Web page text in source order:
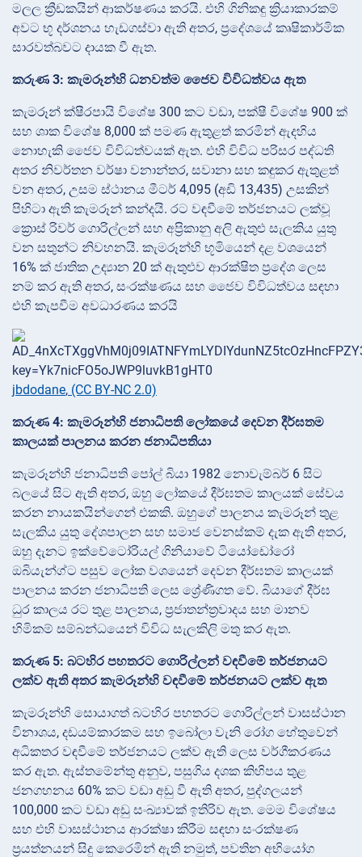
මලල ක්‍රීඩකයින් ආකර්ෂණය කරයි. එහි ගිනිකඳු ක්‍රියාකාරකම්
අවට භූ දර්ශනය හැඩගස්වා ඇති අතර, ප්‍රදේශයේ කෘෂිකාර්මික
සාරවත්බවට දායක වී ඇත.
කරුණ 3: කැමරූන්හි ධනවත්ම ජෛව විවිධත්වය ඇත
කැමරූන් ක්ෂීරපායි විශේෂ 300 කට වඩා, පක්ෂී විශේෂ 900 ක්
සහ ශාක විශේෂ 8,000 ක් පමණ ඇතුළත් කරමින් ඇදහිය
නොහැකි ජෛව විවිධත්වයක් ඇත. එහි විවිධ පරිසර පද්ධති
අතර නිවර්තන වර්ෂා වනාන්තර, සවානා සහ කඳුකර ඇතුළත්
වන අතර, උසම ස්ථානය මීටර් 4,095 (අඩි 13,435) උසකින්
පිහිටා ඇති කැමරූන් කන්දයි. රට වඳවීමේ තර්ජනයට ලක්වූ
ක්‍රොස් රිවර් ගොරිල්ලන් සහ අප්‍රිකානු අලි ඇතුළු සැලකිය යුතු
වන සතුන්ට නිවහනයි. කැමරූන්හි භූමියෙන් දළ වශයෙන්
16% ක් ජාතික උද්‍යාන 20 ක් ඇතුළුව ආරක්ෂිත ප්‍රදේශ ලෙස
නම් කර ඇති අතර, සංරක්ෂණය සහ ජෛව විවිධත්වය සඳහා
එහි කැපවීම අවධාරණය කරයි
jbdodane, (CC BY-NC 2.0)
කරුණ 4: කැමරූන්හි ජනාධිපති ලෝකයේ දෙවන දීර්ඝතම
කාලයක් පාලනය කරන ජනාධිපතියා
කැමරූන්හි ජනාධිපති පෝල් බියා 1982 නොවැම්බර් 6 සිට
බලයේ සිට ඇති අතර, ඔහු ලෝකයේ දීර්ඝතම කාලයක් සේවය
කරන නායකයින්ගෙන් එකකි. ඔහුගේ පාලනය කැමරූන් තුළ
සැලකිය යුතු දේශපාලන සහ සමාජ වෙනස්කම් දැක ඇති අතර,
ඔහු දැනට ඉක්වේටෝරියල් ගිනියාවේ ටියෝඩෝරෝ
ඔබියැන්ග්ට පසුව ලෝක වශයෙන් දෙවන දීර්ඝතම කාලයක්
පාලනය කරන ජනාධිපති ලෙස ශ්‍රේණිගත වේ. බියාගේ දීර්ඝ
ධුර කාලය රට තුළ පාලනය, ප්‍රජාතන්ත්‍රවාදය සහ මානව
හිමිකම් සම්බන්ධයෙන් විවිධ සැලකිලි මතු කර ඇත.
කරුණ 5: බටහිර පහතරට ගොරිල්ලන් වඳවීමේ තර්ජනයට
ලක්ව ඇති අතර කැමරූන්හි වඳවීමේ තර්ජනයට ලක්ව ඇත
කැමරූන්හි සොයාගත් බටහිර පහතරට ගොරිල්ලන් වාසස්ථාන
විනාශය, දඩයම්කාරකම සහ ඉබෝලා වැනි රෝග හේතුවෙන්
අධිකතර වඳවීමේ තර්ජනයට ලක්ව ඇති ලෙස වර්ගීකරණය
කර ඇත. ඇස්තමේන්තු අනුව, පසුගිය දශක කිහිපය තුළ
ජනගහනය 60% කට වඩා අඩු වී ඇති අතර, පුද්ගලයන්
100,000 කට වඩා අඩු සංඛ්‍යාවක් ඉතිරිව ඇත. මෙම විශේෂය
සහ එහි වාසස්ථානය ආරක්ෂා කිරීම සඳහා සංරක්ෂණ
ප්‍රයත්නයන් සිදු කෙරෙමින් ඇති නමුත්, පවතින අභියෝග